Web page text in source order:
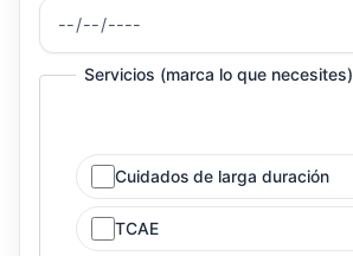
Servicios (marca lo que necesites)
Cuidados de larga duración
TCAE